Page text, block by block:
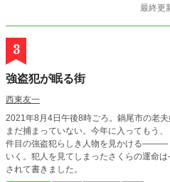
最終更
3
強盗犯が眠る街
西東友一
2021年8月4日午後8時ごろ。鍋尾市の老
まだ捕まっていない。今年に入ってもう、５件目だ。 OLの私
件目の強盗犯らしき人物を見かける―――
いく。犯人を見てしまったさくらの運命は―――いかに
されて書きました。